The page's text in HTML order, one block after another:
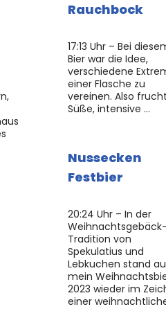
Rauchbock
17:13 Uhr – Bei
Bier war die Idee,
verschiedene
einer Flasche zu
vereinen. Also
Süße, intensive …
Nussecken
Festbier
20:24 Uhr – In der
Weihnachtsgebäck-
Tradition von
Spekulatius und
Lebkuchen stand
mein
2023 wieder im
einer